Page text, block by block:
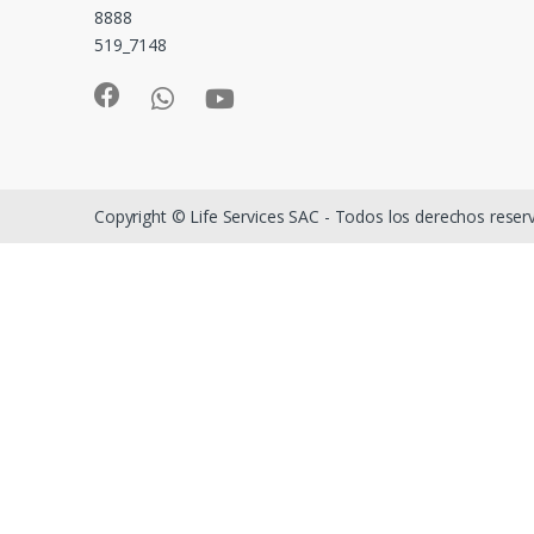
8888
519_7148
Copyright © Life Services SAC - Todos los derechos